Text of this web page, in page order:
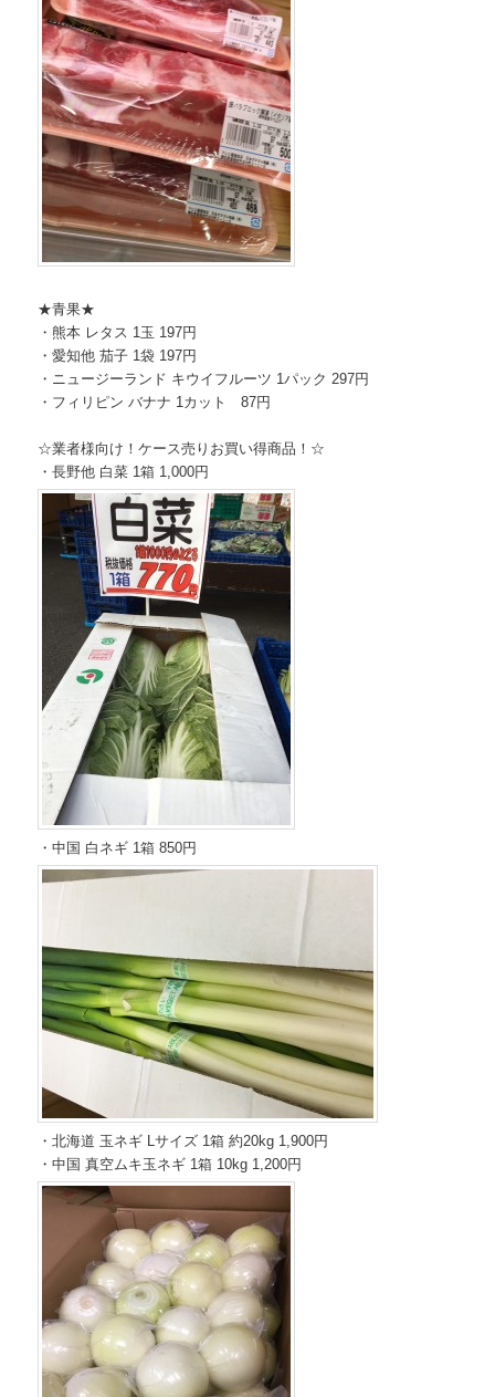
★青果★
・熊本 レタス 1玉 197円
・愛知他 茄子 1袋 197円
・ニュージーランド キウイフルーツ 1パック 297円
・フィリピン バナナ 1カット 87円
☆業者様向け！ケース売りお買い得商品！☆
・長野他 白菜 1箱 1,000円
・中国 白ネギ 1箱 850円
・北海道 玉ネギ Lサイズ 1箱 約20kg 1,900円
・中国 真空ムキ玉ネギ 1箱 10kg 1,200円